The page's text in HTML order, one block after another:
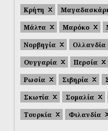
Κρήτη
Μάλτα
Μαρόκο
Νορβηγία
Ολλανδία
Ουγγαρία
Περσία
Ρωσία
Σιβηρία
Σκωτία
Σομαλία
Τουρκία
Φιλανδία